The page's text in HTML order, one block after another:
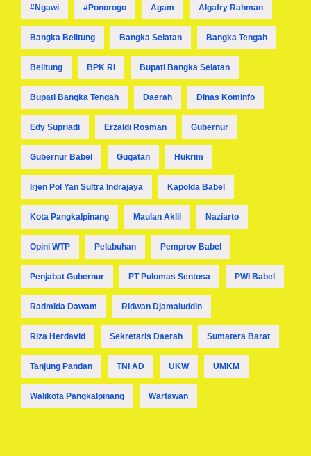
#ngawi #ponorogo Agam Algafry Rahman
Bangka Belitung Bangka Selatan Bangka Tengah
Belitung BPK RI Bupati Bangka Selatan
Bupati Bangka Tengah Daerah Dinas Kominfo
Edy Supriadi Erzaldi Rosman Gubernur
Gubernur Babel Gugatan Hukrim
Irjen Pol Yan Sultra Indrajaya Kapolda Babel
Kota Pangkalpinang Maulan Aklil Naziarto
Opini WTP Pelabuhan Pemprov Babel
Penjabat Gubernur PT Pulomas Sentosa PWI Babel
Radmida Dawam Ridwan Djamaluddin
Riza Herdavid Sekretaris Daerah Sumatera Barat
Tanjung Pandan TNI AD UKW UMKM
Walikota Pangkalpinang Wartawan